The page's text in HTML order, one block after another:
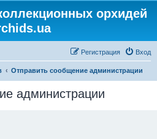
орхидей
Вход
Регистрация
Отправить сообщение администрации
администрации